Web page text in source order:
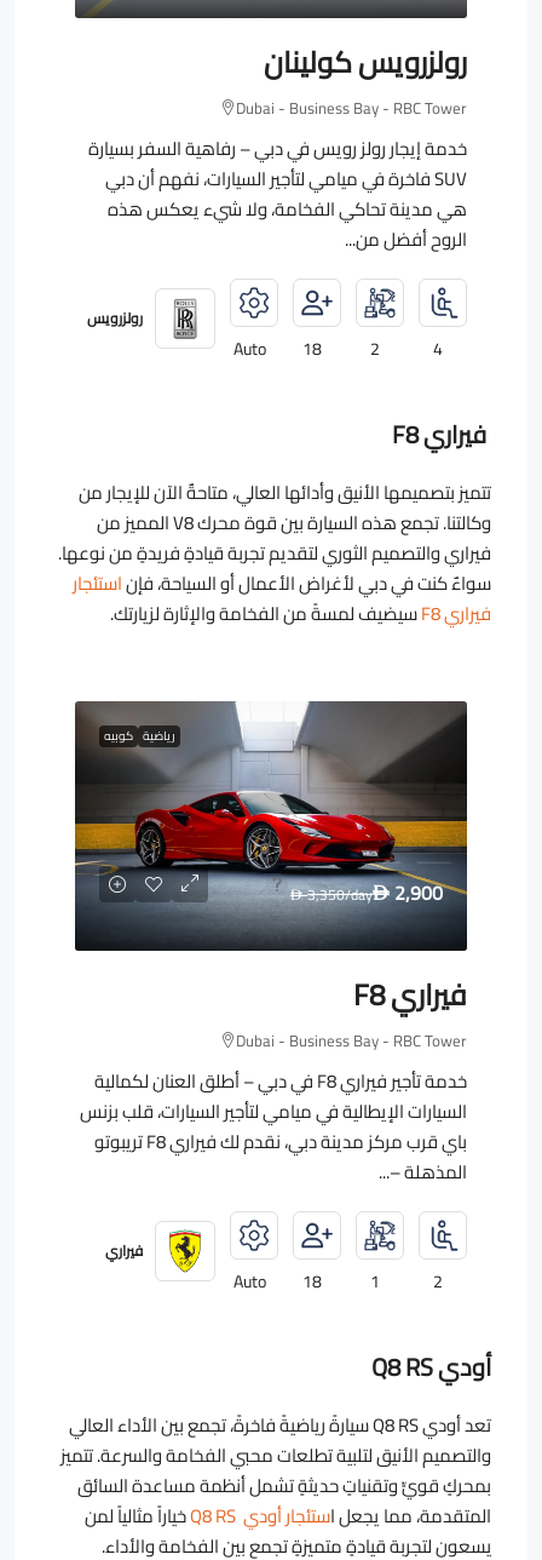
رولزرويس كولينان
Dubai - Business Bay - RBC Tower
خدمة إيجار رولز رويس في دبي – رفاهية السفر بسيارة
SUV فاخرة في ميامي لتأجير السيارات، نفهم أن دبي
هي مدينة تحاكي الفخامة، ولا شيء يعكس هذه
الروح أفضل من...
4
2
18
Auto
رولزرويس
فيراري F8
تتميز بتصميمها الأنيق وأدائها العالي، متاحةٌ الآن للإيجار من
وكالتنا. تجمع هذه السيارة بين قوة محرك V8 المميز من
فيراري والتصميم الثوري لتقديم تجربة قيادةٍ فريدةٍ من نوعها.
سواءٌ كنت في دبي لأغراض الأعمال أو السياحة، فإناستئجار
فيراري F8
سيضيف لمسةً من الفخامة والإثارة لزيارتك.
رياضية كوبيه
D2,900
D3,350/day
فيراري F8
Dubai - Business Bay - RBC Tower
خدمة تأجير فيراري F8 في دبي – أطلق العنان لكمالية
السيارات الإيطالية في ميامي لتأجير السيارات، قلب بزنس
باي قرب مركز مدينة دبي، نقدم لك فيراري F8 تريبوتو
المذهلة –...
2
1
18
Auto
فيراري
أودي Q8 RS
تعد أودي Q8 RS سيارةً رياضيةً فاخرةً، تجمع بين الأداء العالي
والتصميم الأنيق لتلبية تطلعات محبي الفخامة والسرعة. تتميز
بمحركٍ قويٍّ وتقنياتٍ حديثةٍ تشمل أنظمة مساعدة السائق
المتقدمة، مما يجعل استئجار أودي Q8 RS
خياراً مثالياً لمن
يسعون لتجربة قيادةٍ متميزةٍ تجمع بين الفخامة والأداء.